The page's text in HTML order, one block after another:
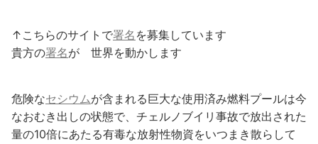
↑こちらのサイトで署名 を募集しています
貴方の署名が 世界を動かします
危険なセシウムが含まれる巨大な使用済み燃料プールは今
なおむき出しの状態で、チェルノブイリ事故で放出された
量の10倍にあたる有毒な放射性物資をいつまき散らして